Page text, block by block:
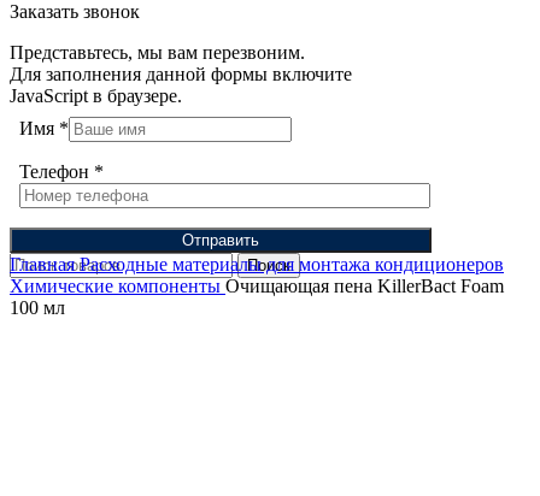
Заказать звонок
Представьтесь, мы вам перезвоним.
Для заполнения данной формы включите
JavaScript в браузере.
Имя *
Телефон *
Отправить
Поиск
ГлавнаяРасходные материалы для монтажа кондиционеров
Химические компоненты Очищающая пена KillerBact Foam
100 мл